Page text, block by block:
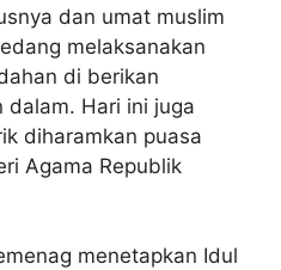
dan umat muslim
melaksanakan
di berikan
dalam. Hari ini juga
diharamkan puasa
Agama Republik
menetapkan Idul